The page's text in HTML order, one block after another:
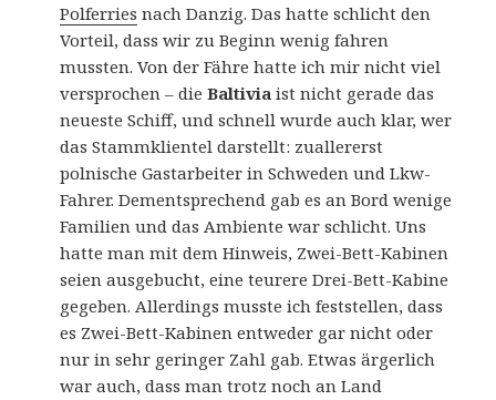
Polferries nach Danzig. Das hatte schlicht den
Vorteil, dass wir zu Beginn wenig fahren
mussten. Von der Fähre hatte ich mir nicht viel
versprochen – dieBaltivia ist nicht gerade das
neueste Schiff, und schnell wurde auch klar, wer
das Stammklientel darstellt: zuallererst
polnische Gastarbeiter in Schweden und Lkw-
Fahrer. Dementsprechend gab es an Bord wenige
Familien und das Ambiente war schlicht. Uns
hatte man mit dem Hinweis, Zwei-Bett-Kabinen
seien ausgebucht, eine teurere Drei-Bett-Kabine
gegeben. Allerdings musste ich feststellen, dass
es Zwei-Bett-Kabinen entweder gar nicht oder
nur in sehr geringer Zahl gab. Etwas ärgerlich
war auch, dass man trotz noch an Land